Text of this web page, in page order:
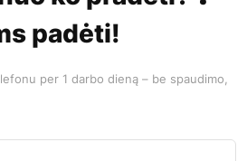
padėti!
per 1 darbo dieną – be spaudimo,